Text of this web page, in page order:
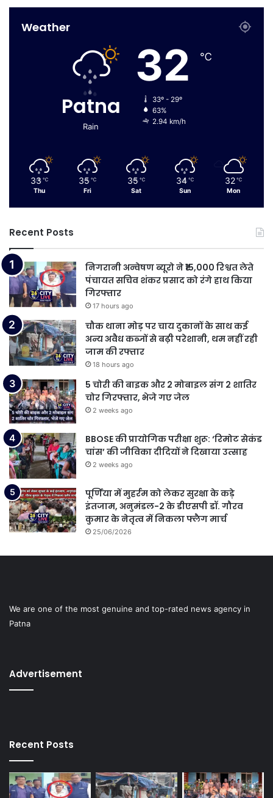
Weather
Patna
Rain
32 ℃
33º - 29º
63%
2.94 km/h
33 ℃
Thu
35 ℃
Fri
35 ℃
Sat
34 ℃
Sun
32 ℃
Mon
Recent Posts
निगरानी अन्वेषण ब्यूरो ने ₹15,000 रिश्वत लेते
पंचायत सचिव शंकर प्रसाद को रंगे हाथ किया
गिरफ्तार
17 hours ago
चौक थाना मोड़ पर चाय दुकानों के साथ कई
अन्य अवैध कब्जों से बढ़ी परेशानी, थम नहीं रही
जाम की रफ्तार
18 hours ago
5 चोरी की बाइक और 2 मोबाइल संग 2 शातिर
चोर गिरफ्तार, भेजे गए जेल
2 weeks ago
BBOSE की प्रायोगिक परीक्षा शुरू: ‘रिमोट सेकंड
चांस’ की जीविका दीदियों ने दिखाया उत्साह
2 weeks ago
पूर्णिया में मुहर्रम को लेकर सुरक्षा के कड़े
इंतजाम, अनुमंडल-2 के डीएसपी डॉ. गौरव
कुमार के नेतृत्व में निकला फ्लैग मार्च
25/06/2026
We are one of the most genuine and top-rated news agency in
Patna
Advertisement
Recent Posts